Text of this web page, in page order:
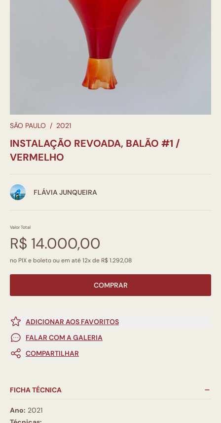
SÃO PAULO / 2021
INSTALAÇÃO REVOADA, BALÃO #1 /
VERMELHO
FLÁVIA JUNQUEIRA
Valor Total
R$ 14.000,00
no PIX e boleto ou em até 12x de R$ 1.292,08
COMPRAR
ADICIONAR AOS FAVORITOS
FALAR COM A GALERIA
COMPARTILHAR
FICHA TÉCNICA
Ano: 2021